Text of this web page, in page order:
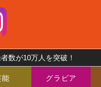
数が10万人を突破！
能 グラビア